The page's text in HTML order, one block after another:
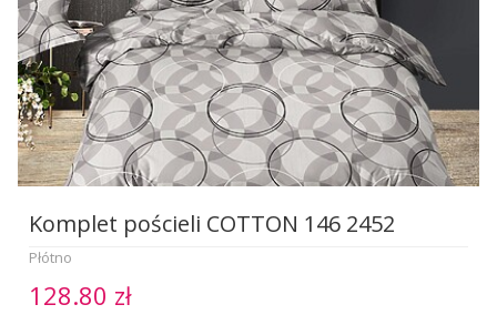
Komplet pościeli COTTON 146 2452
Płótno
128.80 zł